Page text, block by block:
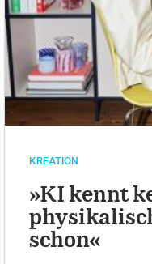
KREATION
»KI kennt
schon«